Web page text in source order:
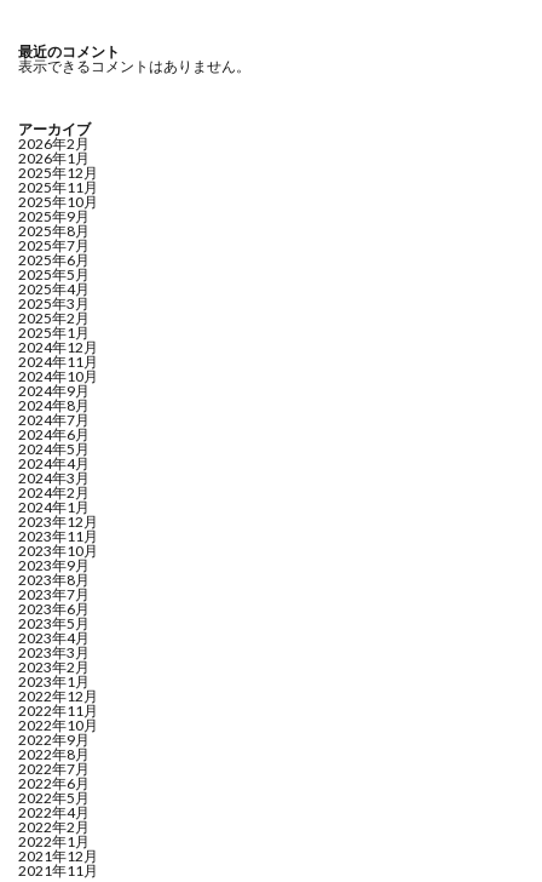
最近のコメント
表示できるコメントはありません。
アーカイブ
2026年2月
2026年1月
2025年12月
2025年11月
2025年10月
2025年9月
2025年8月
2025年7月
2025年6月
2025年5月
2025年4月
2025年3月
2025年2月
2025年1月
2024年12月
2024年11月
2024年10月
2024年9月
2024年8月
2024年7月
2024年6月
2024年5月
2024年4月
2024年3月
2024年2月
2024年1月
2023年12月
2023年11月
2023年10月
2023年9月
2023年8月
2023年7月
2023年6月
2023年5月
2023年4月
2023年3月
2023年2月
2023年1月
2022年12月
2022年11月
2022年10月
2022年9月
2022年8月
2022年7月
2022年6月
2022年5月
2022年4月
2022年2月
2022年1月
2021年12月
2021年11月